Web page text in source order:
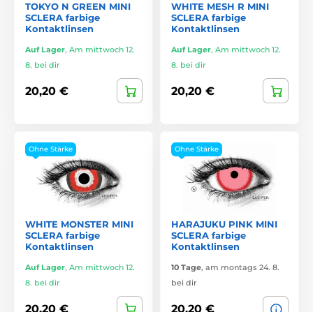
TOKYO N GREEN MINI
SCLERA farbige
Kontaktlinsen
Auf Lager, Am mittwoch 12.
8. bei dir
20,20 €
WHITE MESH R MINI
SCLERA farbige
Kontaktlinsen
Auf Lager, Am mittwoch 12.
8. bei dir
20,20 €
Ohne Stärke
WHITE MONSTER MINI
SCLERA farbige
Kontaktlinsen
Auf Lager, Am mittwoch 12.
8. bei dir
20,20 €
Ohne Stärke
HARAJUKU PINK MINI
SCLERA farbige
Kontaktlinsen
10 Tage, am montags 24. 8.
bei dir
20,20 €